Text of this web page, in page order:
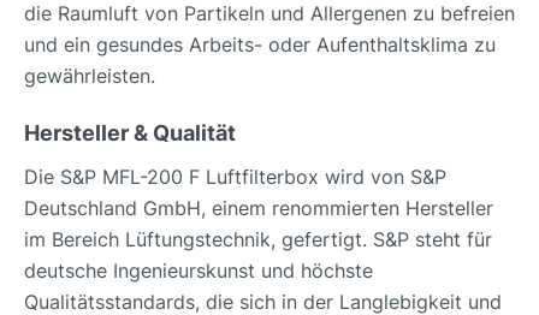
die Raumluft von Partikeln und Allergenen zu befreien
und ein gesundes Arbeits- oder Aufenthaltsklima zu
gewährleisten.
Hersteller & Qualität
Die S&P MFL-200 F Luftfilterbox wird von S&P
Deutschland GmbH, einem renommierten Hersteller
im Bereich Lüftungstechnik, gefertigt. S&P steht für
deutsche Ingenieurskunst und höchste
Qualitätsstandards, die sich in der Langlebigkeit und